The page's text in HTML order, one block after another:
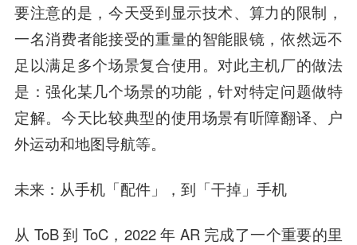
要注意的是，今天受到显示技术、算力的限制，
一名消费者能接受的重量的智能眼镜，依然远不
足以满足多个场景复合使用。对此主机厂的做法
是：强化某几个场景的功能，针对特定问题做特
定解。 今天比较典型的使用场景有听障翻译、户
外运动和地图导航等。
未来：从手机「配件」，到「干掉」手机
从 ToB 到 ToC，2022 年 AR 完成了一个重要的里